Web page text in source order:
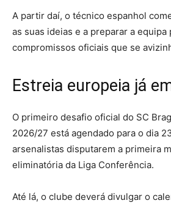
A partir daí, o técnico espanhol
as suas ideias e a preparar a equipa
compromissos oficiais que se
Estreia europeia já
O primeiro desafio oficial do SC
2026/27 está agendado para o dia
arsenalistas disputarem a primeira
eliminatória da Liga Conferência.
Até lá, o clube deverá divulgar o